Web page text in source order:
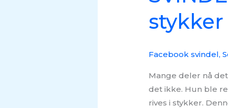
Facebook svindel,
Mange deler nå
det ikke. Hun ble
rives i stykker.